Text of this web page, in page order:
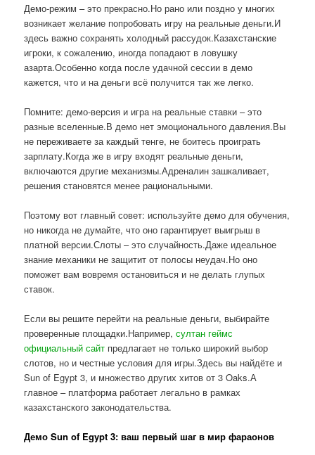
Демо-режим – это прекрасно.Но рано или поздно у многих
возникает желание попробовать игру на реальные деньги.И
здесь важно сохранять холодный рассудок.Казахстанские
игроки, к сожалению, иногда попадают в ловушку
азарта.Особенно когда после удачной сессии в демо
кажется, что и на деньги всё получится так же легко.
Помните: демо-версия и игра на реальные ставки – это
разные вселенные.В демо нет эмоционального давления.Вы
не переживаете за каждый тенге, не боитесь проиграть
зарплату.Когда же в игру входят реальные деньги,
включаются другие механизмы.Адреналин зашкаливает,
решения становятся менее рациональными.
Поэтому вот главный совет: используйте демо для обучения,
но никогда не думайте, что оно гарантирует выигрыш в
платной версии.Слоты – это случайность.Даже идеальное
знание механики не защитит от полосы неудач.Но оно
поможет вам вовремя остановиться и не делать глупых
ставок.
Если вы решите перейти на реальные деньги, выбирайте
проверенные площадки.Например,султан геймс
официальный сайт предлагает не только широкий выбор
слотов, но и честные условия для игры.Здесь вы найдёте и
Sun of Egypt 3, и множество других хитов от 3 Oaks.А
главное – платформа работает легально в рамках
казахстанского законодательства.
Демо Sun of Egypt 3: ваш первый шаг в мир фараонов